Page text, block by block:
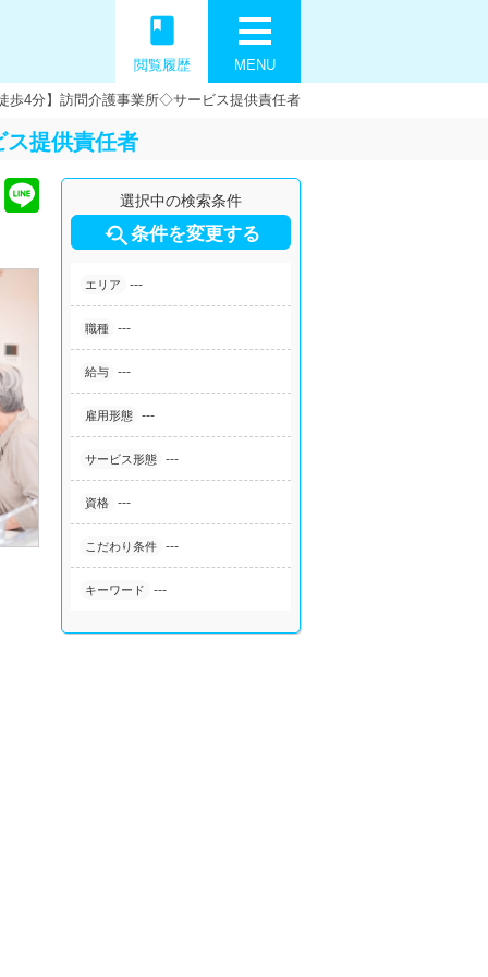
MENU
book
閲覧履歴
4分】訪問介護事業所◇サービス提供責任者
提供責任者
選択中の検索条件
条件を変更する
エリア ---
職種 ---
給与 ---
雇用形態 ---
サービス形態 ---
資格 ---
こだわり条件 ---
キーワード ---